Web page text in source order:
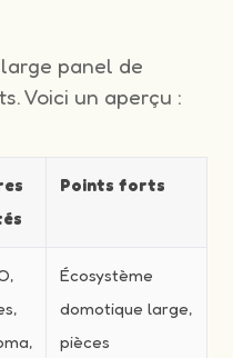
panel de
Voici un aperçu :
Points forts
Écosystème
domotique large,
pièces